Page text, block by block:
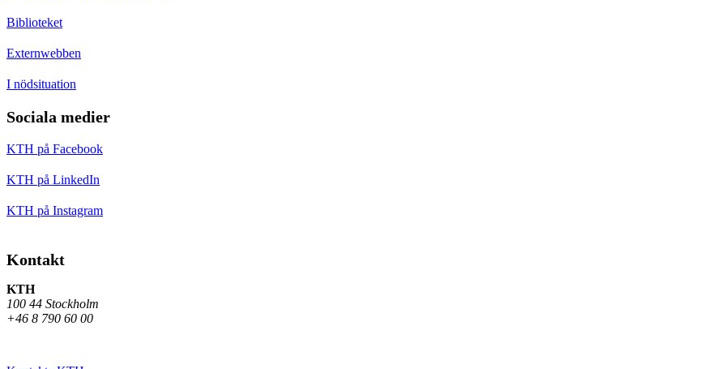
Biblioteket
Externwebben
I nödsituation
Sociala medier
KTH på Facebook
KTH på LinkedIn
KTH på Instagram
Kontakt
KTH
100 44 Stockholm
+46 8 790 60 00